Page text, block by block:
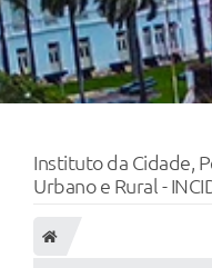
Instituto da Cidade,
Urbano e Rural -